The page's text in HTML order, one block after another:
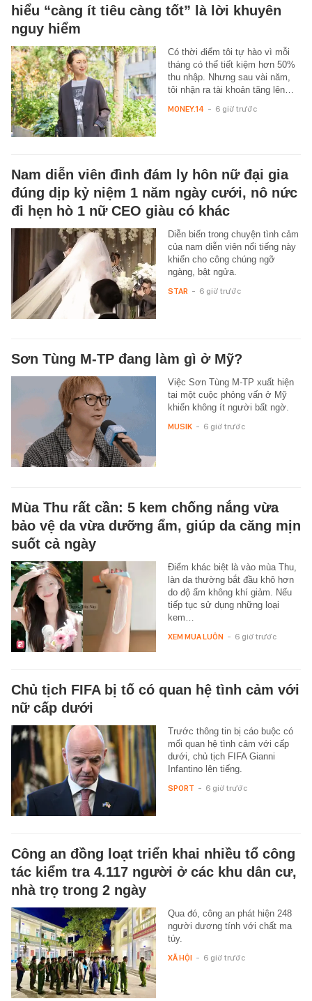
hiểu “càng ít tiêu càng tốt” là lời khuyên
nguy hiểm
Có thời điểm tôi tự hào vì mỗi
tháng có thể tiết kiệm hơn 50%
thu nhập. Nhưng sau vài năm,
tôi nhận ra tài khoản tăng lên…
MONEY.14 - 6 giờ trước
Nam diễn viên đình đám ly hôn nữ đại gia
đúng dịp kỷ niệm 1 năm ngày cưới, nô nức
đi hẹn hò 1 nữ CEO giàu có khác
Diễn biến trong chuyện tình cảm
của nam diễn viên nổi tiếng này
khiến cho công chúng ngỡ
ngàng, bật ngửa.
STAR - 6 giờ trước
Sơn Tùng M-TP đang làm gì ở Mỹ?
Việc Sơn Tùng M-TP xuất hiện
tại một cuộc phỏng vấn ở Mỹ
khiến không ít người bất ngờ.
MUSIK - 6 giờ trước
Mùa Thu rất cần: 5 kem chống nắng vừa
bảo vệ da vừa dưỡng ẩm, giúp da căng mịn
suốt cả ngày
Điểm khác biệt là vào mùa Thu,
làn da thường bắt đầu khô hơn
do độ ẩm không khí giảm. Nếu
tiếp tục sử dụng những loại
kem…
XEM MUA LUÔN - 6 giờ trước
Chủ tịch FIFA bị tố có quan hệ tình cảm với
nữ cấp dưới
Trước thông tin bị cáo buộc có
mối quan hệ tình cảm với cấp
dưới, chủ tịch FIFA Gianni
Infantino lên tiếng.
SPORT - 6 giờ trước
Công an đồng loạt triển khai nhiều tổ công
tác kiểm tra 4.117 người ở các khu dân cư,
nhà trọ trong 2 ngày
Qua đó, công an phát hiện 248
người dương tính với chất ma
túy.
XÃ HỘI - 6 giờ trước